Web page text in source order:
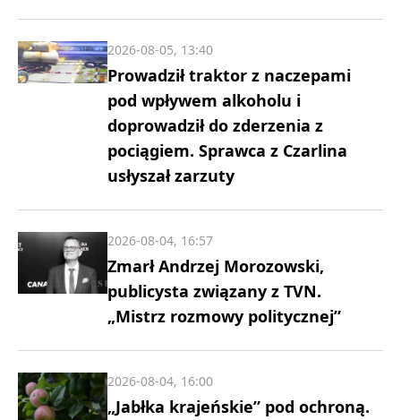
Prowadził traktor z naczepami
pod wpływem alkoholu i
doprowadził do zderzenia z
pociągiem. Sprawca z Czarlina
usłyszał zarzuty
2026-08-05, 13:40
Zmarł Andrzej Morozowski,
publicysta związany z TVN.
„Mistrz rozmowy politycznej”
2026-08-04, 16:57
„Jabłka krajeńskie” pod ochroną.
2026-08-04, 16:00